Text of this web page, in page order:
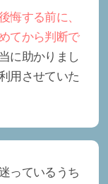
悔する前に、
てから判断で
に助かりまし
用させていた
っているうち